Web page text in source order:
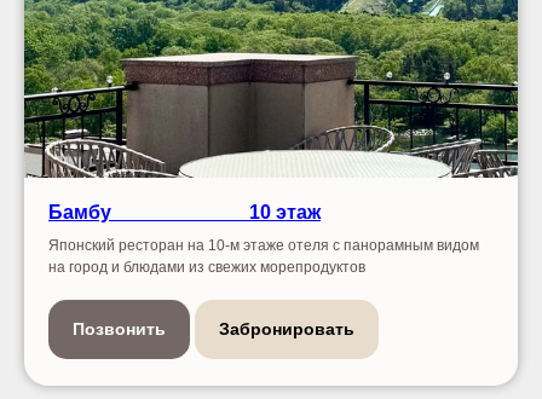
Бамбу 10 этаж
Японский ресторан на 10-м этаже отеля с панорамным видом
на город и блюдами из свежих морепродуктов
Позвонить Забронировать